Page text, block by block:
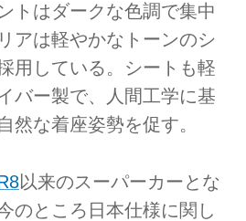
トはダークな色調で集中
アは軽やかなトーンのシ
用している。シートも軽
バー製で、人間工学に基
然な着座姿勢を促す。
以来のスーパーカーとな
のところ日本仕様に関し